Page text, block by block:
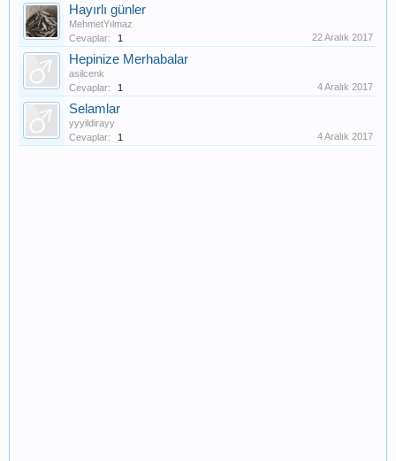
Hayırlı günler
MehmetYılmaz
Cevaplar:
1 22 Aralık 2017
Hepinize Merhabalar
asilcenk
Cevaplar:
1 4 Aralık 2017
Selamlar
yyyildirayy
Cevaplar:
1 4 Aralık 2017